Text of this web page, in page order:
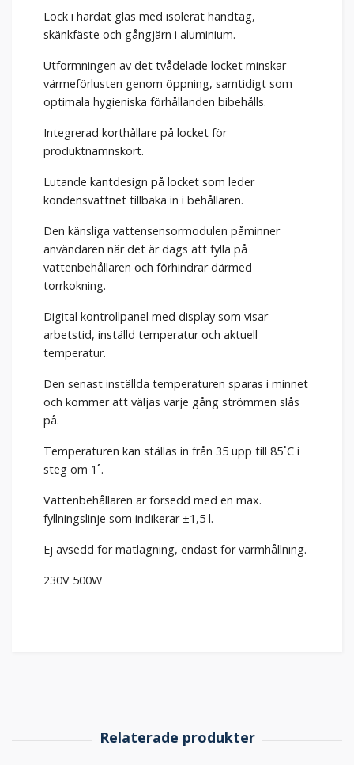
Lock i härdat glas med isolerat handtag,
skänkfäste och gångjärn i aluminium.
Utformningen av det tvådelade locket minskar
värmeförlusten genom öppning, samtidigt som
optimala hygieniska förhållanden bibehålls.
Integrerad korthållare på locket för
produktnamnskort.
Lutande kantdesign på locket som leder
kondensvattnet tillbaka in i behållaren.
Den känsliga vattensensormodulen påminner
användaren när det är dags att fylla på
vattenbehållaren och förhindrar därmed
torrkokning.
Digital kontrollpanel med display som visar
arbetstid, inställd temperatur och aktuell
temperatur.
Den senast inställda temperaturen sparas i minnet
och kommer att väljas varje gång strömmen slås
på.
Temperaturen kan ställas in från 35 upp till 85˚C i
steg om 1˚.
Vattenbehållaren är försedd med en max.
fyllningslinje som indikerar ±1,5 l.
Ej avsedd för matlagning, endast för varmhållning.
230V 500W